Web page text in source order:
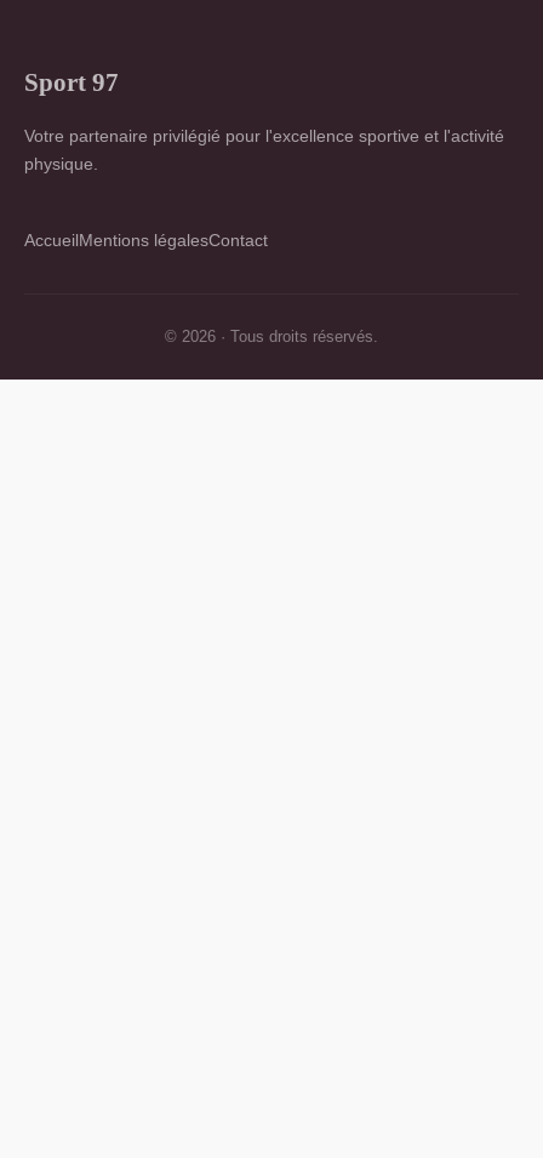
Sport 97
Votre partenaire privilégié pour l'excellence sportive et l'activité
physique.
AccueilMentions légalesContact
© 2026 · Tous droits réservés.